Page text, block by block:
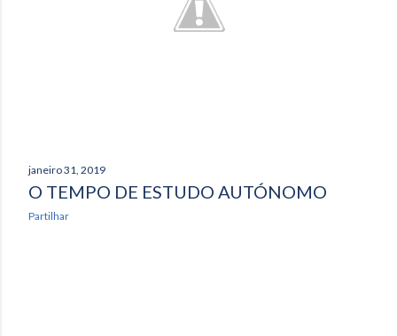
janeiro 31, 2019
O TEMPO DE ESTUDO AUTÓNOMO
Partilhar